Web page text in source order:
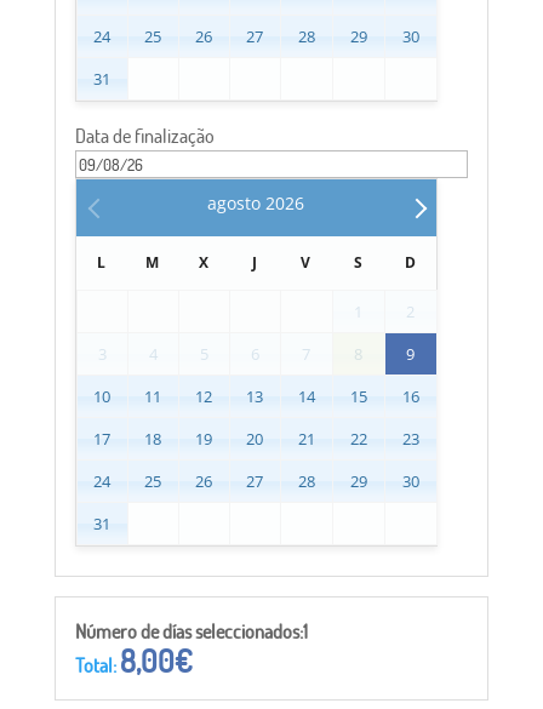
24
25 26 27 28 29
30
31
Data de finalização
agosto 2026
L M X J V S D
1
2
3
4 5 6 7 8
9
10
11 12 13 14 15
16
17
18 19 20 21 22
23
24
25 26 27 28 29
30
31
Número de días seleccionados:1
Total: 8,00€